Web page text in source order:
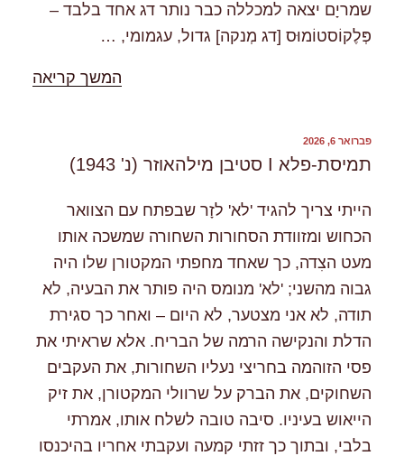
שמריָם יצאה למכללה כבר נותר דג אחד בלבד –
פְּלֶקוֹסטוֹמוּס [דג מְנקה] גדול, עגמומי, …
המשך קריאה
פורסם
פברואר 6, 2026
תמיסת-פלא I סטיבן מילהאוזר (נ' 1943)
הייתי צריך להגיד 'לא' לזָר שבפתח עם הצוואר
הכחוש ומזוודת הסחורות השחורה שמשכה אותו
מעט הצִדה, כך שאחד מחפתי המקטורן שלו היה
גבוה מהשני; 'לא' מנומס היה פותר את הבעיה, לא
תודה, לא אני מצטער, לא היום – ואחר כך סגירת
הדלת והנקישה הרמה של הבריח. אלא שראיתי את
פסי הזוהמה בחריצי נעליו השחורות, את העקבים
השחוקים, את הברק על שרוולי המקטורן, את זיק
הייאוש בעיניו. סיבה טובה לשלח אותו, אמרתי
בלבי, ובתוך כך זזתי קמעה ועקבתי אחריו בהיכנסו